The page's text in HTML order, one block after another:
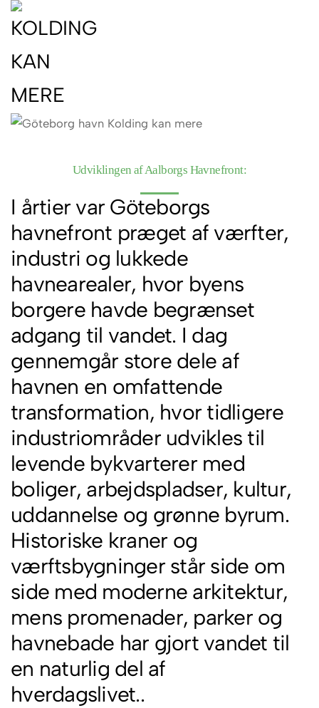
Udviklingen af Aalborgs Havnefront:
I årtier var Göteborgs
havnefront præget af værfter,
industri og lukkede
havnearealer, hvor byens
borgere havde begrænset
adgang til vandet. I dag
gennemgår store dele af
havnen en omfattende
transformation, hvor tidligere
industriområder udvikles til
levende bykvarterer med
boliger, arbejdspladser, kultur,
uddannelse og grønne byrum.
Historiske kraner og
værftsbygninger står side om
side med moderne arkitektur,
mens promenader, parker og
havnebade har gjort vandet til
en naturlig del af
hverdagslivet..